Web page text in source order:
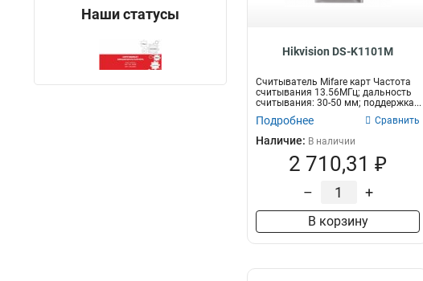
Наши статусы
Hikvision DS-K1101M
Считыватель Mifare карт Частота
считывания 13.56МГц; дальность
считывания: 30-50 мм; поддержка...
Подробнее Сравнить
Наличие: В наличии
2 710,31 ₽
– +
В корзину